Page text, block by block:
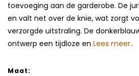
toevoeging aan de garderobe. De
en valt net over de knie, wat zorgt
verzorgde uitstraling. De
ontwerp een tijdloze en Lees meer..
Maat: